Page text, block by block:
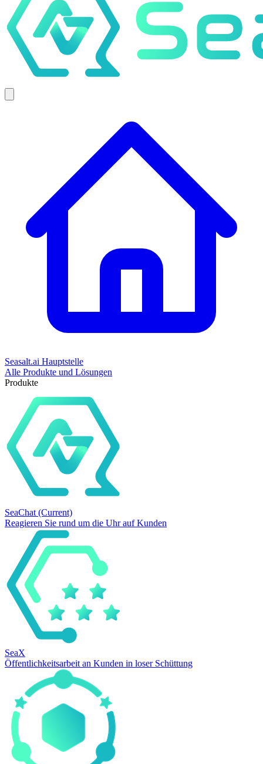
Seasalt.ai Hauptstelle
Alle Produkte und Lösungen
Produkte
SeaChat (Current)
Reagieren Sie rund um die Uhr auf Kunden
SeaX
Öffentlichkeitsarbeit an Kunden in loser Schüttung